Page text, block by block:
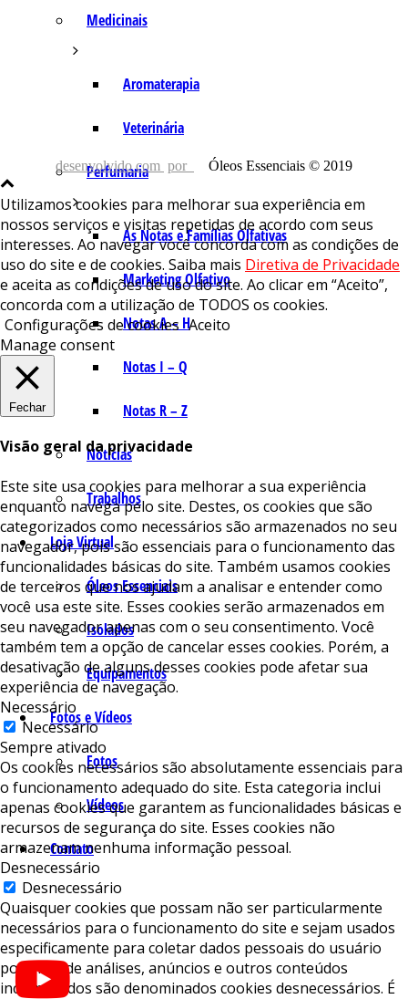
Medicinais
Aromaterapia
Veterinária
Perfumaria
As Notas e Famílias Olfativas
Marketing Olfativo
Notas A – H
Notas I – Q
Notas R – Z
Notícias
Trabalhos
Loja Virtual
Óleos Essenciais
Isolados
Equipamentos
Fotos e Vídeos
Fotos
Vídeos
Contato
desenvolvido com por Óleos Essenciais © 2019
Utilizamos cookies para melhorar sua experiência em
nossos serviços e visitas repetidas de acordo com seus
interesses. Ao navegar você concorda com as condições de
uso do site e de cookies. Saiba mais Diretiva de Privacidade
e aceita as condições de uso do site. Ao clicar em “Aceito”,
concorda com a utilização de TODOS os cookies.
Configurações de cookies Aceito
Manage consent
Fechar
Visão geral da privacidade
Este site usa cookies para melhorar a sua experiência
enquanto navega pelo site. Destes, os cookies que são
categorizados como necessários são armazenados no seu
navegador, pois são essenciais para o funcionamento das
funcionalidades básicas do site. Também usamos cookies
de terceiros que nos ajudam a analisar e entender como
você usa este site. Esses cookies serão armazenados em
seu navegador apenas com o seu consentimento. Você
também tem a opção de cancelar esses cookies. Porém, a
desativação de alguns desses cookies pode afetar sua
experiência de navegação.
Necessário
Necessário
Sempre ativado
Os cookies necessários são absolutamente essenciais para
o funcionamento adequado do site. Esta categoria inclui
apenas cookies que garantem as funcionalidades básicas e
recursos de segurança do site. Esses cookies não
armazenam nenhuma informação pessoal.
Desnecessário
Desnecessário
Quaisquer cookies que possam não ser particularmente
necessários para o funcionamento do site e sejam usados ​​
especificamente para coletar dados pessoais do usuário
por meio de análises, anúncios e outros conteúdos
incorporados são denominados cookies desnecessários. É